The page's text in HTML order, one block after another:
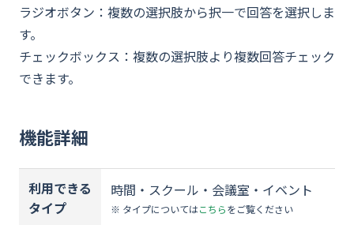
ラジオボタン：複数の選択肢から択一で回答を選択しま
す。
チェックボックス：複数の選択肢より複数回答チェック
できます。
機能詳細
利用できる
タイプ
時間・スクール・会議室・イベント
※ タイプについてはこちらをご覧ください